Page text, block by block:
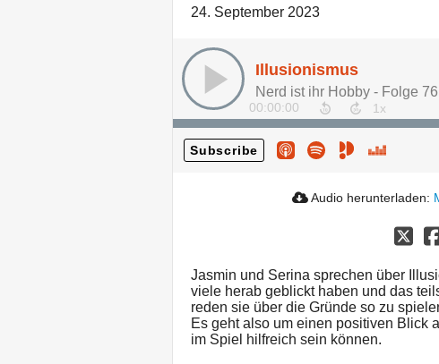
24. September 2023
Illusionismus
Nerd ist ihr Hobby - Folge 76
00:00:00
Subscribe
Audio herunterladen:
Jasmin und Serina sprechen über
viele herab geblickt haben und das
reden sie über die Gründe so zu
Es geht also um einen positiven Blick
im Spiel hilfreich sein können.